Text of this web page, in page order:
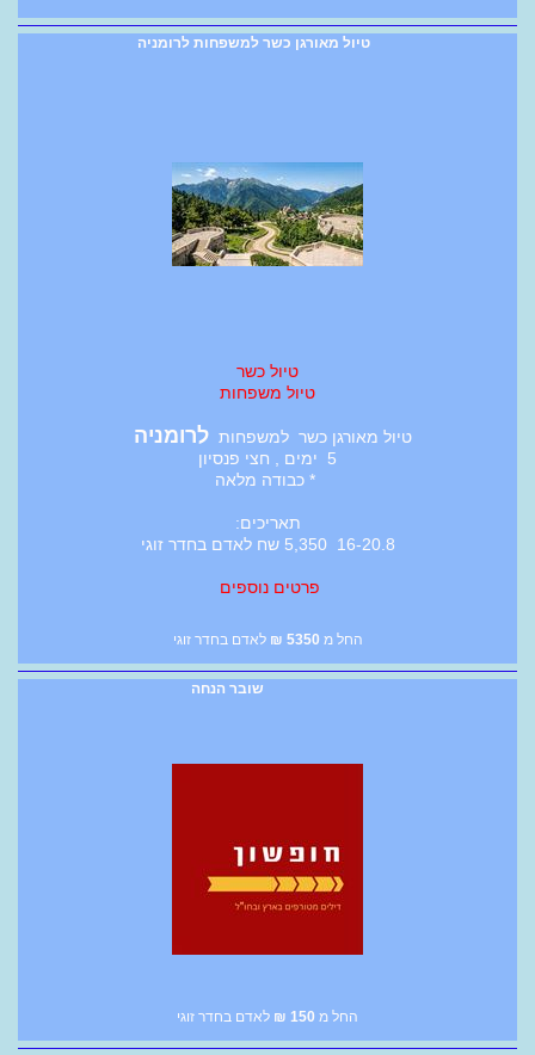
טיול מאורגן כשר למשפחות לרומניה
טיול כשר
טיול משפחות
טיול מאורגן כשר למשפחותלרומניה
5 ימים , חצי פנסיון
* כבודה מלאה
תאריכים:
16-20.8 5,350 שח לאדם בחדר זוגי
פרטים נוספים
החל מ 5350
₪ לאדם בחדר זוגי
שובר הנחה
החל מ 150
₪ לאדם בחדר זוגי